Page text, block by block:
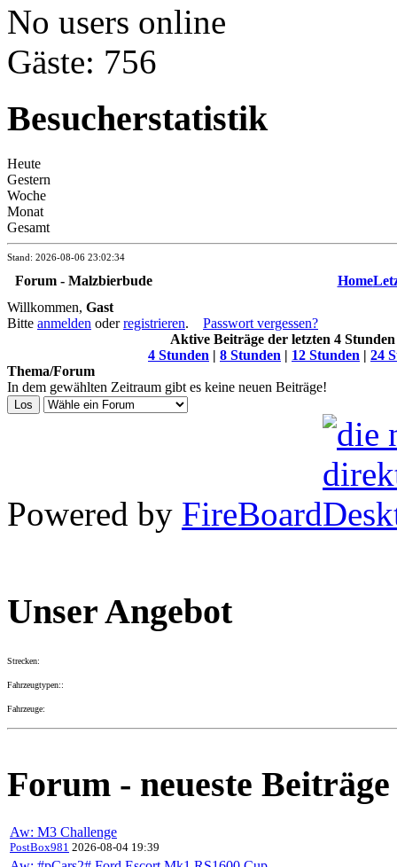
No users online
Gäste: 756
Besucherstatistik
Heute
Gestern
Woche
Monat
Gesamt
Stand: 2026-08-06 23:02:34
Forum - Malzbierbude Home
Willkommen, Gast
Bitte anmelden oderregistrieren. Passwort vergessen?
Aktive Beiträge der letzten 4
4 Stunden | 8 Stunden | 12 Stunden | 24
Thema/Forum
In dem gewählten Zeitraum gibt es keine neuen Beiträge!
Powered by FireBoard
Unser Angebot
Strecken:
Fahrzeugtypen::
Fahrzeuge:
Forum - neueste Beiträge
Aw: M3 Challenge
PostBox981 2026-08-04 19:39